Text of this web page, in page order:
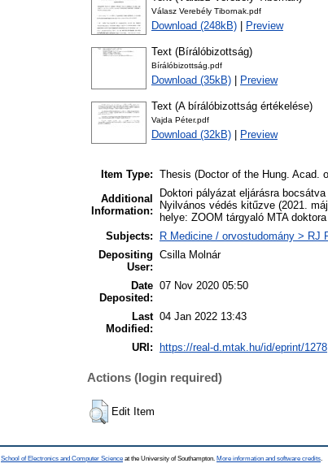
Válasz Verebély Tibornak.pdf
Download (248kB) Preview
Text (Bírálóbizottság)
Bírálóbizottság.pdf
Download (35kB) Preview
Text (A bírálóbizottság értékelése)
Vajda Péter.pdf
Download (32kB) Preview
Item Type: Thesis (Doctor of the Hung. Acad.
Additional
Information:
Doktori pályázat eljárásra
Nyilvános védés kitűzve (2021.
helye: ZOOM tárgyaló MTA
Subjects:
R Medicine / orvostudomány > RJ
Depositing
User:
Csilla Molnár
Date
Deposited:
07 Nov 2020 05:50
Last
Modified:
04 Jan 2022 13:43
URI: https://real-d.mtak.hu/id/eprint/1278
Actions (login required)
Edit Item
School of Electronics and Computer Science at the University of Southampton. More information and software credits